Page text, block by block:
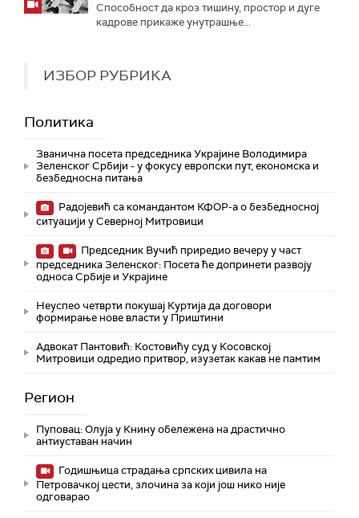
Способност да кроз тишину, простор и дуге
кадрове прикаже унутрашње...
ИЗБОР РУБРИКА
Политика
Званична посета председника Украјине Володимира
Зеленског Србији - у фокусу европски пут, економска и
безбедносна питања
Радојевић са командантом КФОР-а о безбедносној
ситуацији у Северној Митровици
Председник Вучић приредио вечеру у част
председника Зеленског: Посета ће допринети развоју
односа Србије и Украјине
Неуспео четврти покушај Куртија да договори
формирање нове власти у Приштини
Адвокат Пантовић: Костовићу суд у Косовској
Митровици одредио притвор, изузетак какав не памтим
Регион
Пуповац: Олуја у Книну обележена на драстично
антиуставан начин
Годишњица страдања српских цивила на
Петровачкој цести, злочина за који још нико није
одговарао